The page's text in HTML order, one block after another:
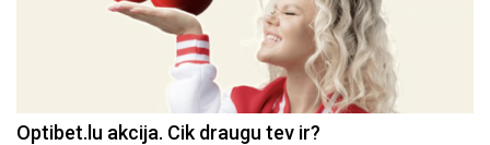
Optibet.lu akcija. Cik draugu tev ir?